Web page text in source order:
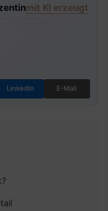
mit KI erzeugt
LinkedIn E-Mail